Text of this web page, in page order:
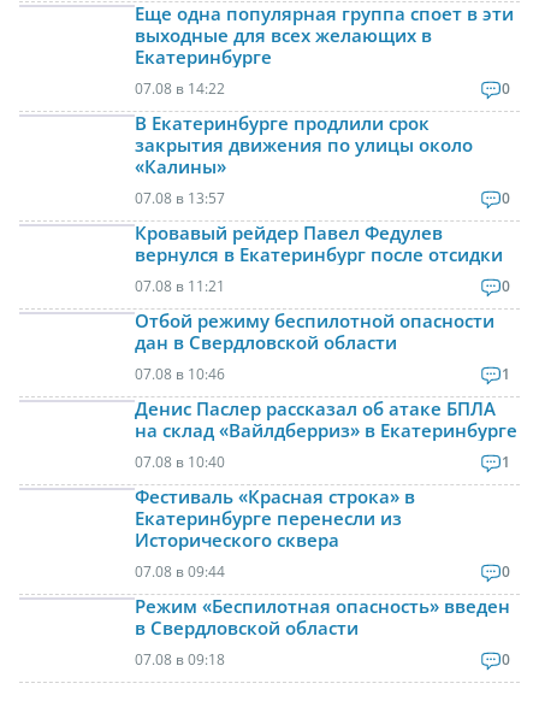
Еще одна популярная группа споет в эти
выходные для всех желающих в
Екатеринбурге
07.08 в 14:22 0
В Екатеринбурге продлили срок
закрытия движения по улицы около
«Калины»
07.08 в 13:57 0
Кровавый рейдер Павел Федулев
вернулся в Екатеринбург после отсидки
07.08 в 11:21 0
Отбой режиму беспилотной опасности
дан в Свердловской области
07.08 в 10:46 1
Денис Паслер рассказал об атаке БПЛА
на склад «Вайлдберриз» в Екатеринбурге
07.08 в 10:40 1
Фестиваль «Красная строка» в
Екатеринбурге перенесли из
Исторического сквера
07.08 в 09:44 0
Режим «Беспилотная опасность» введен
в Свердловской области
07.08 в 09:18 0